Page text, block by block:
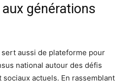
générations
sert aussi de plateforme pour
national autour des défis
actuels. En rassemblant